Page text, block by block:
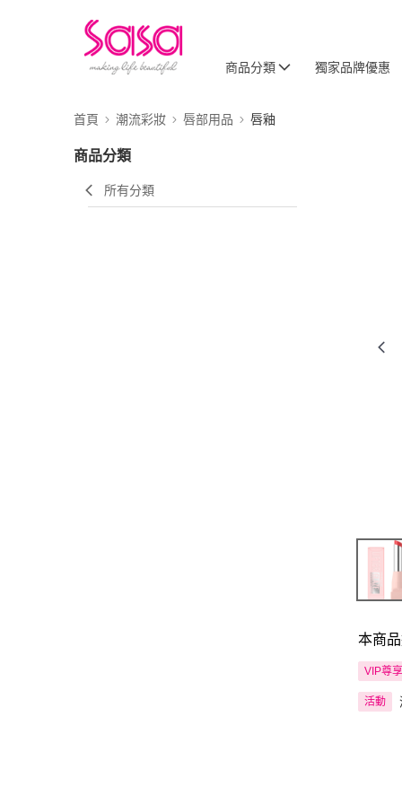
商品分類 獨家品牌優惠
首頁 潮流彩妝 唇部用品 唇釉
商品分類
所有分類
本商
VIP尊享
活動